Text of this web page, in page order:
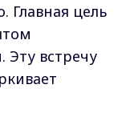
Главная цель
Эту встречу